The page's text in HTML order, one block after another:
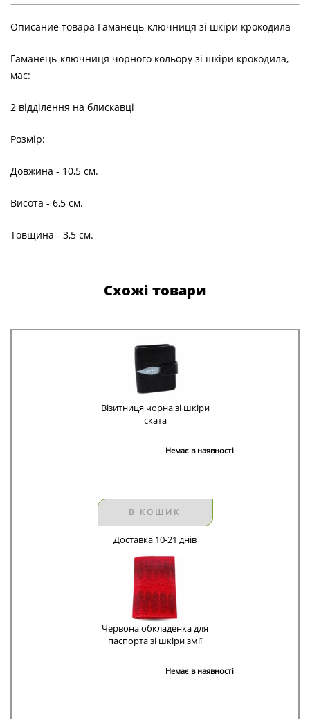
Описание товара Гаманець-ключниця зі шкіри крокодила
Гаманець-ключниця чорного кольору зі шкіри крокодила,
має:
2 відділення на блискавці
Розмір:
Довжина - 10,5 см.
Висота - 6,5 см.
Товщина - 3,5 см.
Схожі товари
Візитниця чорна зі шкіри
ската
Немає в наявності
В КОШИК
Доставка 10-21 днів
Червона обкладенка для
паспорта зі шкіри змії
Немає в наявності